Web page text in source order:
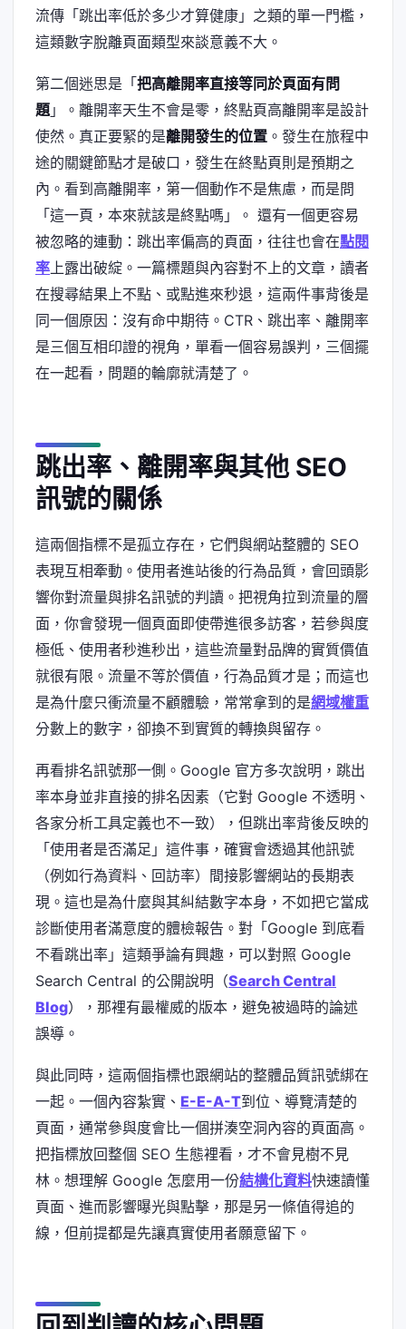
流傳「跳出率低於多少才算健康」之類的單一門檻，
這類數字脫離頁面類型來談意義不大。
第二個迷思是「 把高離開率直接等同於頁面有問
題」。離開率天生不會是零，終點頁高離開率是設計
使然。真正要緊的是離開發生的位置 。發生在旅程中
途的關鍵節點才是破口，發生在終點頁則是預期之
內。看到高離開率，第一個動作不是焦慮，而是問
「這一頁，本來就該是終點嗎」。 還有一個更容易
被忽略的連動：跳出率偏高的頁面，往往也會在點閱
率上露出破綻。一篇標題與內容對不上的文章，讀者
在搜尋結果上不點、或點進來秒退，這兩件事背後是
同一個原因：沒有命中期待。CTR、跳出率、離開率
是三個互相印證的視角，單看一個容易誤判，三個擺
在一起看，問題的輪廓就清楚了。
跳出率、離開率與其他 SEO
訊號的關係
這兩個指標不是孤立存在，它們與網站整體的 SEO
表現互相牽動。使用者進站後的行為品質，會回頭影
響你對流量與排名訊號的判讀。把視角拉到流量的層
面，你會發現一個頁面即使帶進很多訪客，若參與度
極低、使用者秒進秒出，這些流量對品牌的實質價值
就很有限。流量不等於價值，行為品質才是；而這也
是為什麼只衝流量不顧體驗，常常拿到的是網域權重
分數上的數字，卻換不到實質的轉換與留存。
再看排名訊號那一側。Google 官方多次說明，跳出
率本身並非直接的排名因素（它對 Google 不透明、
各家分析工具定義也不一致），但跳出率背後反映的
「使用者是否滿足」這件事，確實會透過其他訊號
（例如行為資料、回訪率）間接影響網站的長期表
現。這也是為什麼與其糾結數字本身，不如把它當成
診斷使用者滿意度的體檢報告。對「Google 到底看
不看跳出率」這類爭論有興趣，可以對照 Google
Search Central 的公開說明（Search Central
Blog），那裡有最權威的版本，避免被過時的論述
誤導。
與此同時，這兩個指標也跟網站的整體品質訊號綁在
一起。一個內容紮實、 E-E-A-T到位、導覽清楚的
頁面，通常參與度會比一個拼湊空洞內容的頁面高。
把指標放回整個 SEO 生態裡看，才不會見樹不見
林。想理解 Google 怎麼用一份結構化資料快速讀懂
頁面、進而影響曝光與點擊，那是另一條值得追的
線，但前提都是先讓真實使用者願意留下。